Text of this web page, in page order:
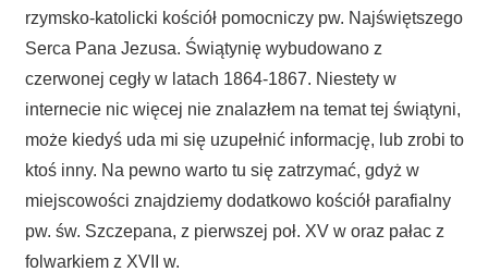
rzymsko-katolicki kościół pomocniczy pw. Najświętszego
Serca Pana Jezusa. Świątynię wybudowano z
czerwonej cegły w latach 1864-1867. Niestety w
internecie nic więcej nie znalazłem na temat tej świątyni,
może kiedyś uda mi się uzupełnić informację, lub zrobi to
ktoś inny. Na pewno warto tu się zatrzymać, gdyż w
miejscowości znajdziemy dodatkowo kościół parafialny
pw. św. Szczepana, z pierwszej poł. XV w oraz pałac z
folwarkiem z XVII w.